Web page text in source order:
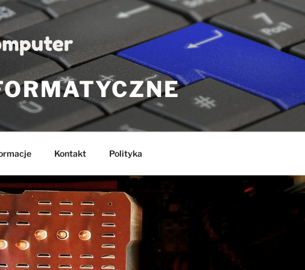
Kontakt Polityka